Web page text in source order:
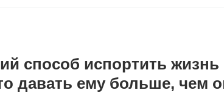
способ испортить жизнь
давать ему больше, чем